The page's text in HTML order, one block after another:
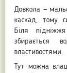
Довкола —
каскад, тому
Біля
збирається
властивостями.
Тут можна